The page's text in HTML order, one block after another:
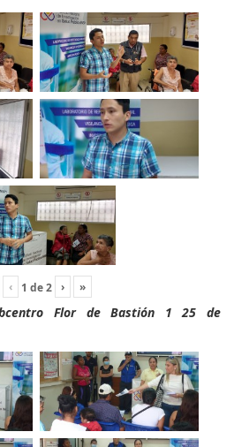
‹ 1 de2 › »
Flor de Bastión 1 25 de